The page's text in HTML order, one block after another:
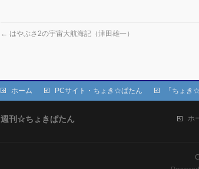
← はやぶさ2の宇宙大航海記（津田雄一）
ホーム PCサイト・ちょき☆ぱたん 「ちょき
週刊☆ちょきぱたん ホ